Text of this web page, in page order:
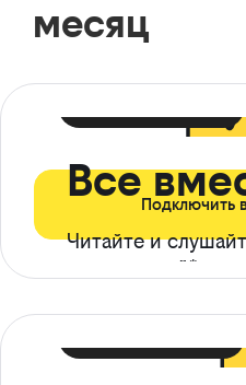
месяц
Все
Читайте и
ограничений*
Подключить